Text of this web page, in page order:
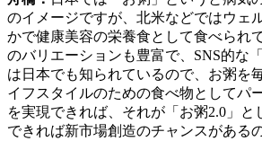
のイメージですが、北米などではウェ
かで健康美容の栄養食として食べられ
のバリエーションも豊富で、SNS的な
は日本でも知られているので、お粥を
イフスタイルのための食べ物としてパ
を実現できれば、それが「お粥2.0」と
できれば新市場創造のチャンスがある